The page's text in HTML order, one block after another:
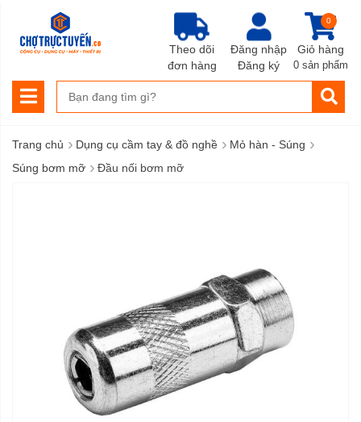
Đăng nhập
Đăng ký
Giỏ hàng
0
0 sản phẩm
Theo dõi
đơn hàng
Trang chủ › Dụng cụ cầm tay & đồ nghề › Mỏ hàn - Súng ›
Súng bơm mỡ › Đầu nối bơm mỡ